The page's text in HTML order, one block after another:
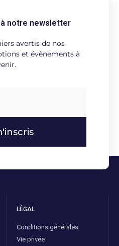
notre newsletter
avertis de nos
et évènements à
LÉGAL
Conditions générales
Vie privée